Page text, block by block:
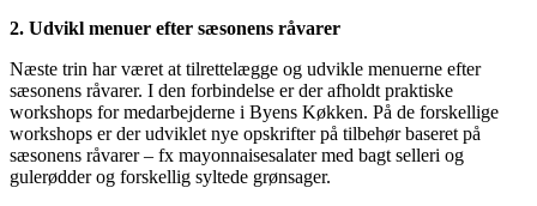
2. Udvikl menuer efter sæsonens råvarer
Næste trin har været at tilrettelægge og udvikle menuerne efter
sæsonens råvarer. I den forbindelse er der afholdt praktiske
workshops for medarbejderne i Byens Køkken. På de forskellige
workshops er der udviklet nye opskrifter på tilbehør baseret på
sæsonens råvarer – fx mayonnaisesalater med bagt selleri og
gulerødder og forskellig syltede grønsager.